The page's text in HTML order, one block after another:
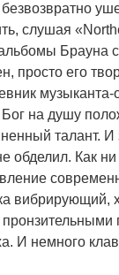
безвозвратно
слушая
Брауна
просто его
музыканта-
на душу
талант.
обделил. Как
вибрирующий,
И немного